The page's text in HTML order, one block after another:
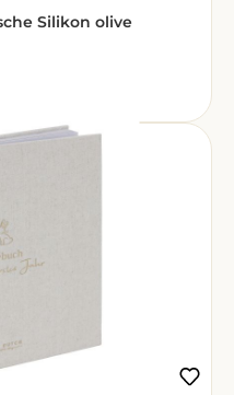
Silikon olive